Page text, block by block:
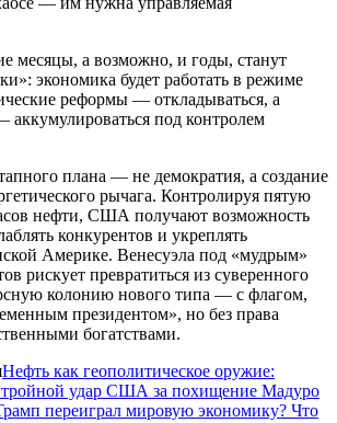
месяцы, а возможно, и годы, станут
экономика будет работать в режиме
реформы — откладываться, а
под контролем
плана — не демократия, а создание
рычага. Контролируя пятую
нефти, США получают возможность
конкурентов и укреплять
Америке. Венесуэла под «мудрым»
рискует превратиться из суверенного
колонию нового типа — с флагом,
президентом», но без права
богатствами.
Нефть как геополитическое оружие:
тройной удар США за похищение Мадуро
переиграл мировую экономику? Что